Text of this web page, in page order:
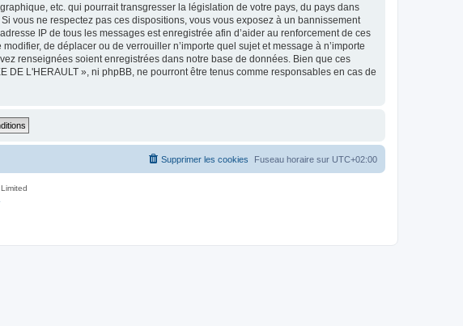
etc. qui pourrait transgresser la législation de votre pays, du pays dans
vous ne respectez pas ces dispositions, vous vous exposez à un bannissement
IP de tous les messages est enregistrée afin d’aider au renforcement de ces
de déplacer ou de verrouiller n’importe quel sujet et message à n’importe
renseignées soient enregistrées dans notre base de données. Bien que ces
L'HERAULT », ni phpBB, ne pourront être tenus comme responsables en cas de
Fuseau horaire sur UTC+02:00
Supprimer les cookies